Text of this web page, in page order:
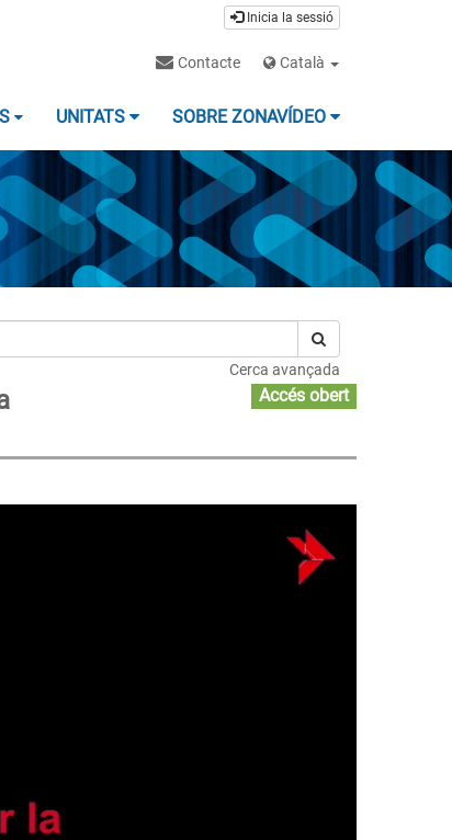
Inicia la sessió
Contacte Català
UNITATS SOBRE ZONAVÍDEO
Cerca avançada
Accés obert